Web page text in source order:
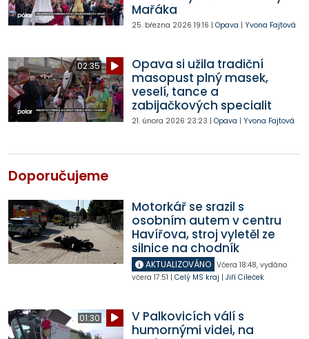
Mařáka
25. března 2026 19:16 | Opava | Yvona Fajtová
02:35
Opava si užila tradiční
masopust plný masek,
veselí, tance a
zabijačkových specialit
21. února 2026 23:23 | Opava | Yvona Fajtová
Doporučujeme
Motorkář se srazil s
osobním autem v centru
Havířova, stroj vyletěl ze
silnice na chodník
AKTUALIZOVÁNO Včera 18:48, vydáno
včera 17:51 | Celý MS kraj | Jiří Cileček
01:30
V Palkovicích válí s
humornými videi, na